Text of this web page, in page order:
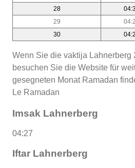
28
29
30
Wenn Sie die vaktija Lahnerberg
besuchen Sie die Website für
gesegneten Monat Ramadan
Le Ramadan
Imsak Lahnerberg
04:27
Iftar Lahnerberg